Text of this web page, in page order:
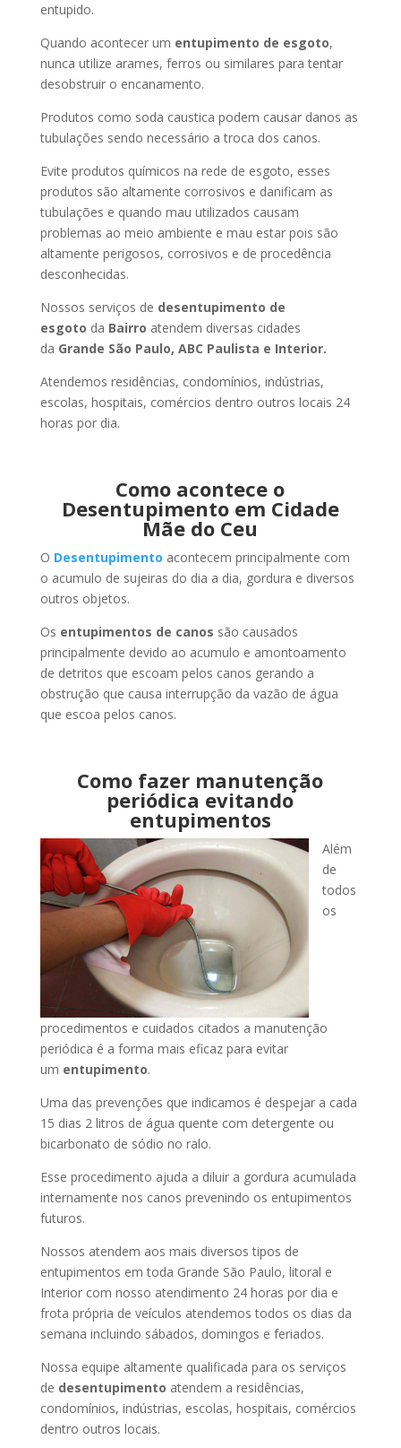
entupido.
Quando acontecer um entupimento de esgoto,
nunca utilize arames, ferros ou similares para tentar
desobstruir o encanamento.
Produtos como soda caustica podem causar danos as
tubulações sendo necessário a troca dos canos.
Evite produtos químicos na rede de esgoto, esses
produtos são altamente corrosivos e danificam as
tubulações e quando mau utilizados causam
problemas ao meio ambiente e mau estar pois são
altamente perigosos, corrosivos e de procedência
desconhecidas.
Nossos serviços de desentupimento de
esgoto da Bairro atendem diversas cidades
da Grande São Paulo, ABC Paulista e Interior.
Atendemos residências, condomínios, indústrias,
escolas, hospitais, comércios dentro outros locais 24
horas por dia.
Como acontece o
Desentupimento em Cidade
Mãe do Ceu
O Desentupimento acontecem principalmente com
o acumulo de sujeiras do dia a dia, gordura e diversos
outros objetos.
Os entupimentos de canos são causados
principalmente devido ao acumulo e amontoamento
de detritos que escoam pelos canos gerando a
obstrução que causa interrupção da vazão de água
que escoa pelos canos.
Como fazer manutenção
periódica evitando
entupimentos
Além
de
todos
os
procedimentos e cuidados citados a manutenção
periódica é a forma mais eficaz para evitar
um entupimento.
Uma das prevenções que indicamos é despejar a cada
15 dias 2 litros de água quente com detergente ou
bicarbonato de sódio no ralo.
Esse procedimento ajuda a diluir a gordura acumulada
internamente nos canos prevenindo os entupimentos
futuros.
Nossos atendem aos mais diversos tipos de
entupimentos em toda Grande São Paulo, litoral e
Interior com nosso atendimento 24 horas por dia e
frota própria de veículos atendemos todos os dias da
semana incluindo sábados, domingos e feriados.
Nossa equipe altamente qualificada para os serviços
de desentupimento atendem a residências,
condomínios, indústrias, escolas, hospitais, comércios
dentro outros locais.